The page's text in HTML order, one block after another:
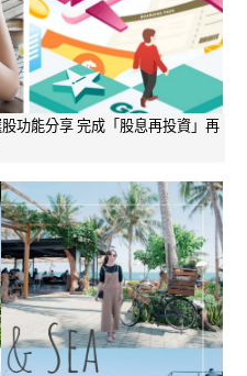
功能分享 完成「股息再投資」再